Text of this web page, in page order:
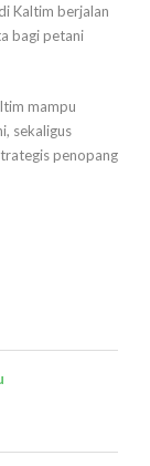
Kaltim berjalan
bagi petani
mampu
sekaligus
penopang